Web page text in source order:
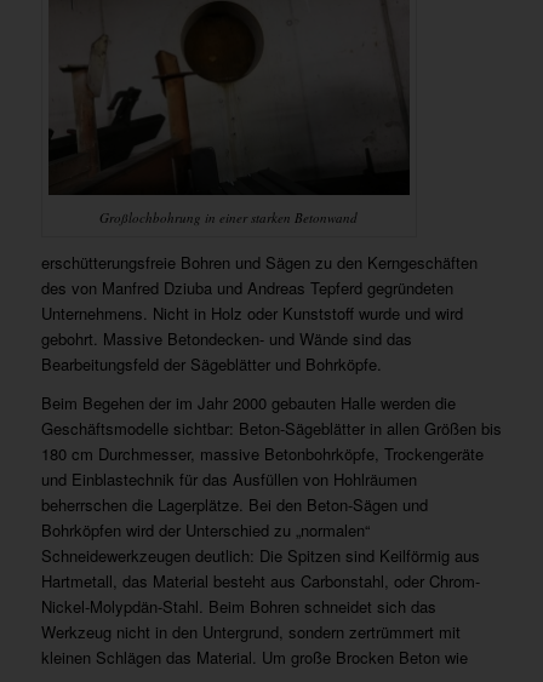
Großlochbohrung in einer starken Betonwand
erschütterungsfreie Bohren und Sägen zu den Kerngeschäften
des von Manfred Dziuba und Andreas Tepferd gegründeten
Unternehmens. Nicht in Holz oder Kunststoff wurde und wird
gebohrt. Massive Betondecken- und Wände sind das
Bearbeitungsfeld der Sägeblätter und Bohrköpfe.
Beim Begehen der im Jahr 2000 gebauten Halle werden die
Geschäftsmodelle sichtbar: Beton-Sägeblätter in allen Größen bis
180 cm Durchmesser, massive Betonbohrköpfe, Trockengeräte
und Einblastechnik für das Ausfüllen von Hohlräumen
beherrschen die Lagerplätze. Bei den Beton-Sägen und
Bohrköpfen wird der Unterschied zu „normalen“
Schneidewerkzeugen deutlich: Die Spitzen sind Keilförmig aus
Hartmetall, das Material besteht aus Carbonstahl, oder Chrom-
Nickel-Molypdän-Stahl. Beim Bohren schneidet sich das
Werkzeug nicht in den Untergrund, sondern zertrümmert mit
kleinen Schlägen das Material. Um große Brocken Beton wie